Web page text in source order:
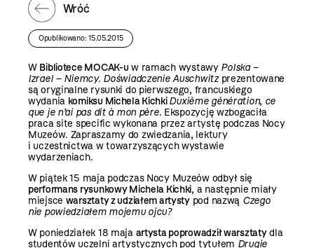
Wróć
Opublikowano: 15.05.2015
W Bibliotece MOCAK-u w ramach wystawy Polska –
Izrael – Niemcy. Doświadczenie Auschwitz prezentowane
są oryginalne rysunki do pierwszego, francuskiego
wydania komiksu Michela KichkiDuxième génération, ce
que je n’ai pas dit à mon père. Ekspozycję wzbogaciła
praca site specific wykonana przez artystę podczas Nocy
Muzeów. Zapraszamy do zwiedzania, lektury
i uczestnictwa w towarzyszących wystawie
wydarzeniach.
W piątek 15 maja podczas Nocy Muzeów odbył się
performans rysunkowy Michela Kichki, a następnie miały
miejsce warsztaty z udziałem artystypod nazwą Czego
nie powiedziałem mojemu ojcu?
W poniedziałek 18 maja artysta poprowadził warsztatydla
studentów uczelni artystycznych pod tytułem Drugie